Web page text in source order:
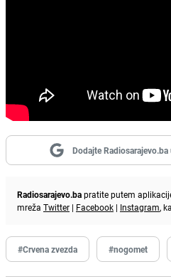
Dodajte
Radiosarajevo.bapratite putem
mreža Twitter | Facebook | Instagram,
#Crvena zvezda #nogomet